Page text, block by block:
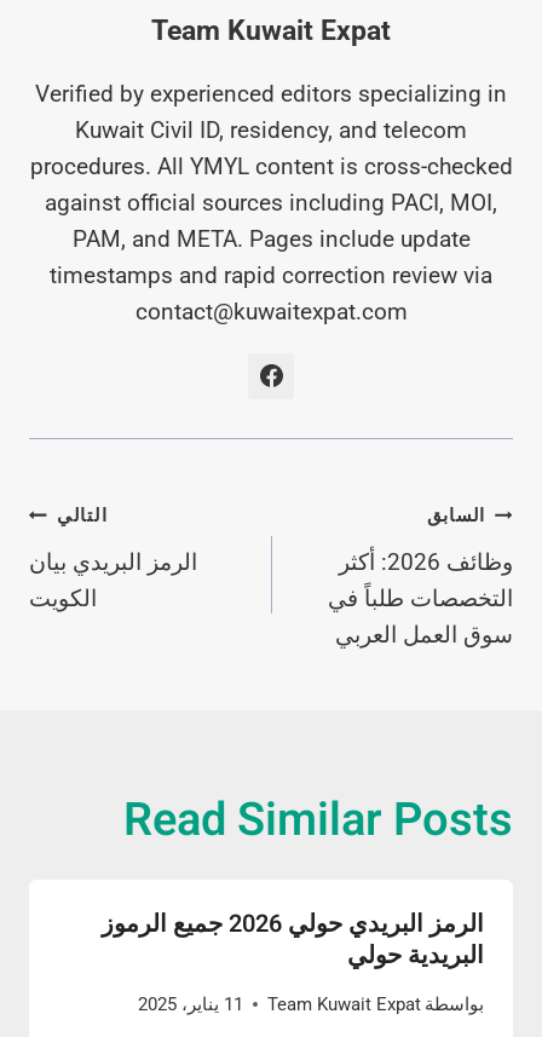
Team Kuwait Expat
Verified by experienced editors specializing in
Kuwait Civil ID, residency, and telecom
procedures. All YMYL content is cross-checked
against official sources including PACI, MOI,
PAM, and META. Pages include update
timestamps and rapid correction review via
contact@kuwaitexpat.com
تصفّح
المقالات
السابق
وظائف 2026: أكثر
التخصصات طلباً في
سوق العمل العربي
التالي
الرمز البريدي بيان
الكويت
Read Similar Posts
الرمز البريدي حولي 2026 جميع الرموز
البريدية حولي
بواسطة Team Kuwait Expat 11 يناير، 2025